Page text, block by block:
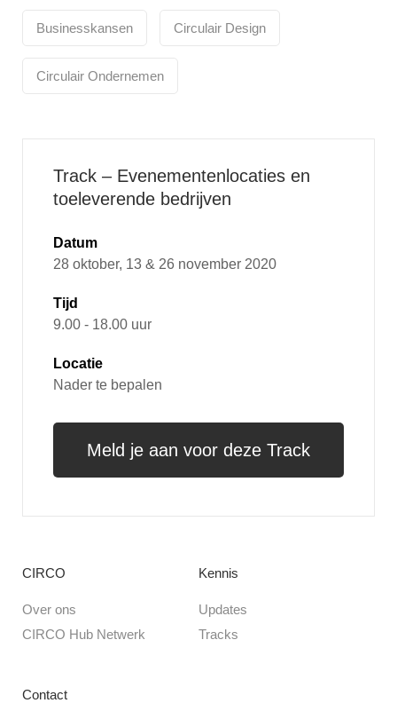
Businesskansen Circulair Design
Circulair Ondernemen
Track – Evenementenlocaties en
toeleverende bedrijven
Datum
28 oktober, 13 & 26 november 2020
Tijd
9.00 - 18.00 uur
Locatie
Nader te bepalen
Meld je aan voor deze Track
CIRCO
Over ons
CIRCO Hub Netwerk
Kennis
Updates
Tracks
Contact